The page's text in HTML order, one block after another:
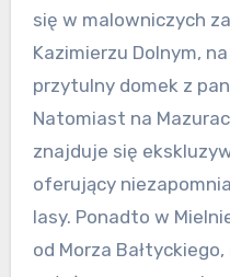
się w malowniczych
Kazimierzu Dolnym,
przytulny domek z
Natomiast na
znajduje się
oferujący
lasy. Ponadto w
od Morza